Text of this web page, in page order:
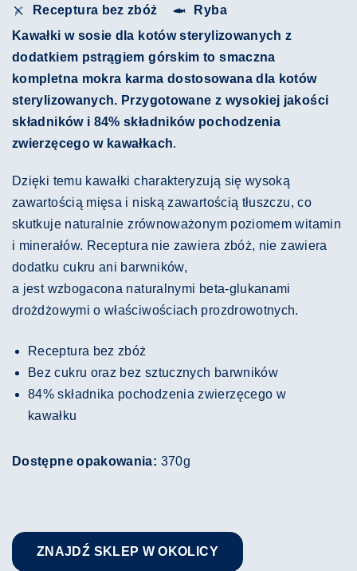
Receptura bez zbóż
Ryba
Kawałki w sosie dla kotów sterylizowanych z
dodatkiem pstrągiem górskim to smaczna
kompletna mokra karma dostosowana dla kotów
sterylizowanych. Przygotowane z wysokiej jakości
składników i 84% składników pochodzenia
zwierzęcego w kawałkach.
Dzięki temu kawałki charakteryzują się wysoką
zawartością mięsa i niską zawartością tłuszczu, co
skutkuje naturalnie zrównoważonym poziomem witamin
i minerałów. Receptura nie zawiera zbóż, nie zawiera
dodatku cukru ani barwników,
a jest wzbogacona naturalnymi beta-glukanami
drożdżowymi o właściwościach prozdrowotnych.
Receptura bez zbóż
Bez cukru oraz bez sztucznych barwników
84% składnika pochodzenia zwierzęcego w
kawałku
Dostępne opakowania: 370g
ZNAJDŹ SKLEP W OKOLICY